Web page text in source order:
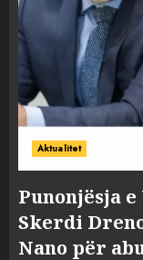
Aktualitet
Punonjësja
Skerdi
Nano për